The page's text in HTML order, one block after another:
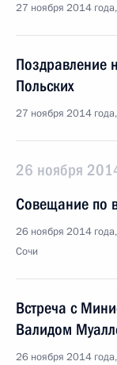
27 ноября 2014
Поздравление
Польских
27 ноября 2014
26 ноября
Совещание по
26 ноября 2014
Сочи
Встреча с
Валидом
26 ноября 2014